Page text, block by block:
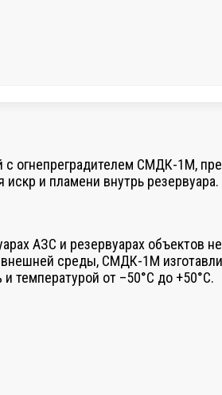
СМДК-1М,
и пламени внутрь резервуара.
АЗС и резервуарах объектов
среды, СМДК-1М
температурой от –50°С до +50°С.